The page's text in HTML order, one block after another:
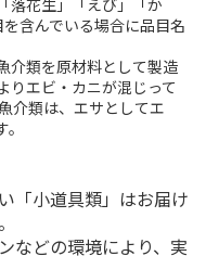
含んでいる場合に品目名
介類を原材料として製造
りエビ・カニが混じって
介類は、エサとしてエ
「小道具類」はお届け
などの環境により、実